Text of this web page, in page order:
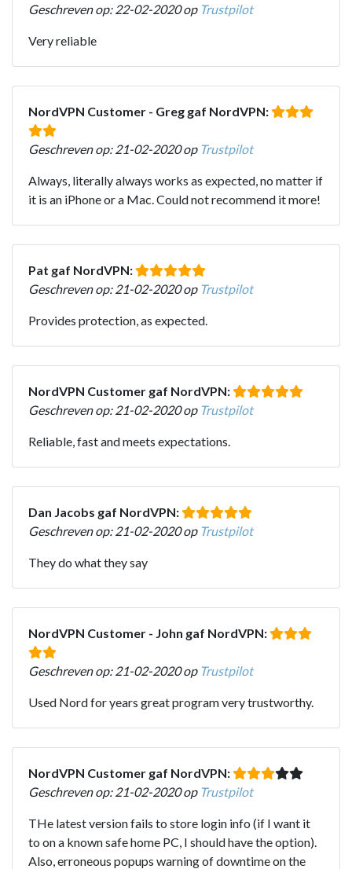
Geschreven op: 22-02-2020 op Trustpilot
Very reliable
NordVPN Customer - Greg gaf NordVPN:
Geschreven op: 21-02-2020 op Trustpilot
Always, literally always works as expected, no matter if
it is an iPhone or a Mac. Could not recommend it more!
Pat gaf NordVPN:
Geschreven op: 21-02-2020 op Trustpilot
Provides protection, as expected.
NordVPN Customer gaf NordVPN:
Geschreven op: 21-02-2020 op Trustpilot
Reliable, fast and meets expectations.
Dan Jacobs gaf NordVPN:
Geschreven op: 21-02-2020 op Trustpilot
They do what they say
NordVPN Customer - John gaf NordVPN:
Geschreven op: 21-02-2020 op Trustpilot
Used Nord for years great program very trustworthy.
NordVPN Customer gaf NordVPN:
Geschreven op: 21-02-2020 op Trustpilot
THe latest version fails to store login info (if I want it
to on a known safe home PC, I should have the option).
Also, erroneous popups warning of downtime on the